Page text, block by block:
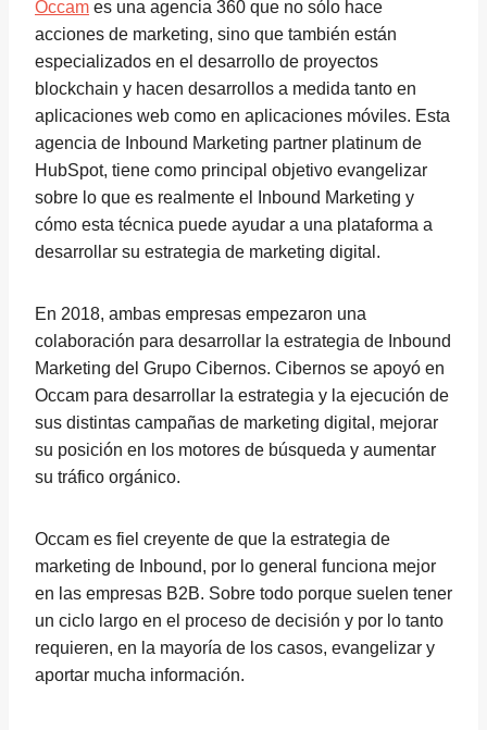
Occam es una agencia 360 que no sólo hace
acciones de marketing, sino que también están
especializados en el desarrollo de proyectos
blockchain y hacen desarrollos a medida tanto en
aplicaciones web como en aplicaciones móviles. Esta
agencia de Inbound Marketing partner platinum de
HubSpot, tiene como principal objetivo evangelizar
sobre lo que es realmente el Inbound Marketing y
cómo esta técnica puede ayudar a una plataforma a
desarrollar su estrategia de marketing digital.
En 2018, ambas empresas empezaron una
colaboración para desarrollar la estrategia de Inbound
Marketing del Grupo Cibernos. Cibernos se apoyó en
Occam para desarrollar la estrategia y la ejecución de
sus distintas campañas de marketing digital, mejorar
su posición en los motores de búsqueda y aumentar
su tráfico orgánico.
Occam es fiel creyente de que la estrategia de
marketing de Inbound, por lo general funciona mejor
en las empresas B2B. Sobre todo porque suelen tener
un ciclo largo en el proceso de decisión y por lo tanto
requieren, en la mayoría de los casos, evangelizar y
aportar mucha información.